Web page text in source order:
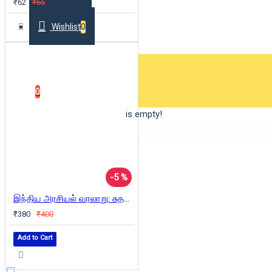
Wishlist0
0
Your shopping cart is empty!
₹62 ₹65
-5 %
இந்திய அரசியல் வரலாறு: சுதந்திரத்துக்குப் பிறகு
₹380 ₹400
Add to Cart